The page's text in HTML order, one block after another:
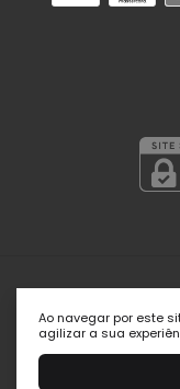
Ao navegar por este
agilizar a sua
©2026. Portal Psic |